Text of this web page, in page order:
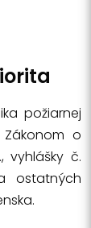
požiarnej
o
vyhlášky č.
ostatných